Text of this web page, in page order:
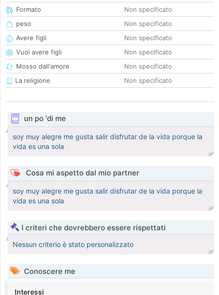
Formato
Non specificato
peso
Non specificato
Avere figli
Non specificato
Vuoi avere figli
Non specificato
Mosso dall'amore
Non specificato
La religione
Non specificato
un po 'di me
soy muy alegre me gusta salir disfrutar de la vida porque la
vida es una sola
Cosa mi aspetto dal mio partner
soy muy alegre me gusta salir disfrutar de la vida porque la
vida es una sola
I criteri che dovrebbero essere rispettati
Nessun criterio è stato personalizzato
Conoscere me
Interessi